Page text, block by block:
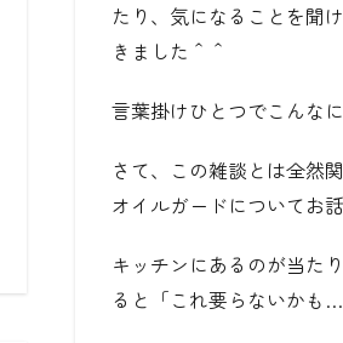
たり、気になることを聞
きました＾＾
言葉掛けひとつでこんな
さて、この雑談とは全然
オイルガードについてお
キッチンにあるのが当た
ると「これ要らないかも